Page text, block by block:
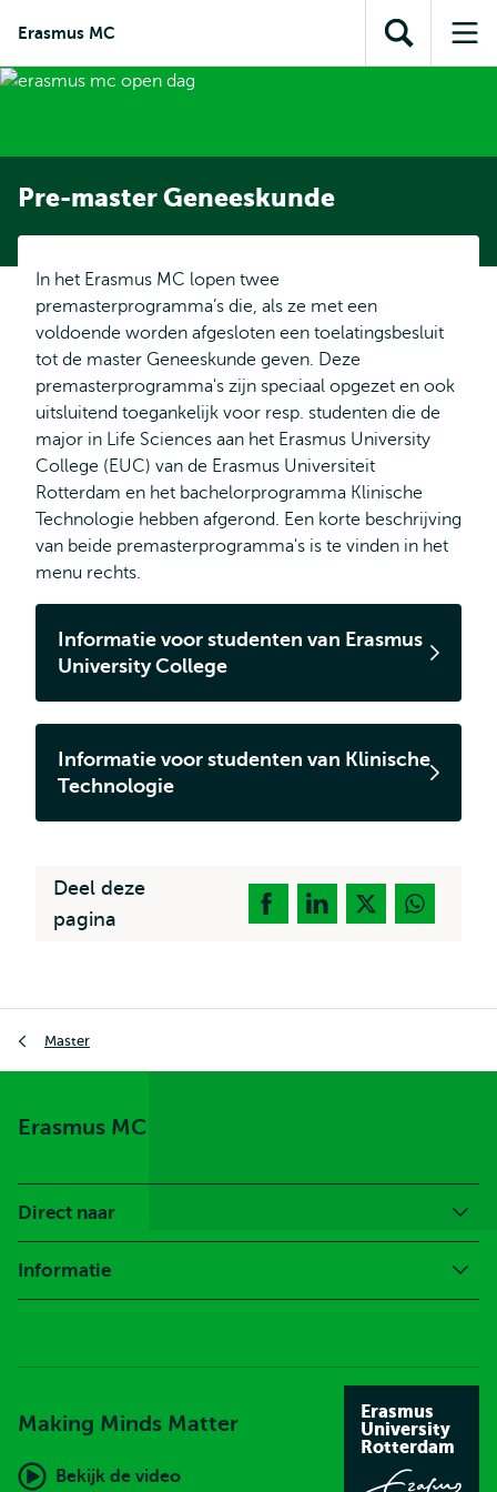
inhoud
Direct naar
subnavigatie
Erasmus MC
Toon
zoekveld
Pre-master Geneeskunde
In het Erasmus MC lopen twee
premasterprogramma’s die, als ze met een
voldoende worden afgesloten een toelatingsbesluit
tot de master Geneeskunde geven. Deze
premasterprogramma's zijn speciaal opgezet en ook
uitsluitend toegankelijk voor resp. studenten die de
major in Life Sciences aan het Erasmus University
College (EUC) van de Erasmus Universiteit
Rotterdam en het bachelorprogramma Klinische
Technologie hebben afgerond. Een korte beschrijving
van beide premasterprogramma's is te vinden in het
menu rechts.
Informatie voor studenten van Erasmus
University College
Informatie voor studenten van Klinische
Technologie
Deel deze
pagina
Master
Erasmus MC
Direct naar
Informatie
Making Minds Matter
Bekijk de video
Erasmus
University
Rotterdam